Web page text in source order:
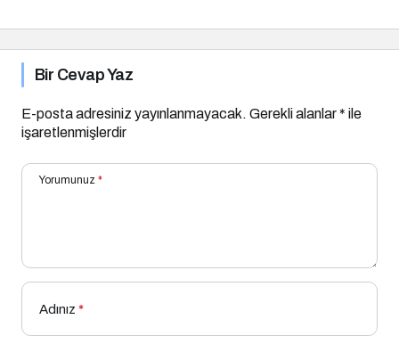
Bir Cevap Yaz
E-posta adresiniz yayınlanmayacak. Gerekli alanlar* ile
işaretlenmişlerdir
Yorumunuz *
Adınız *